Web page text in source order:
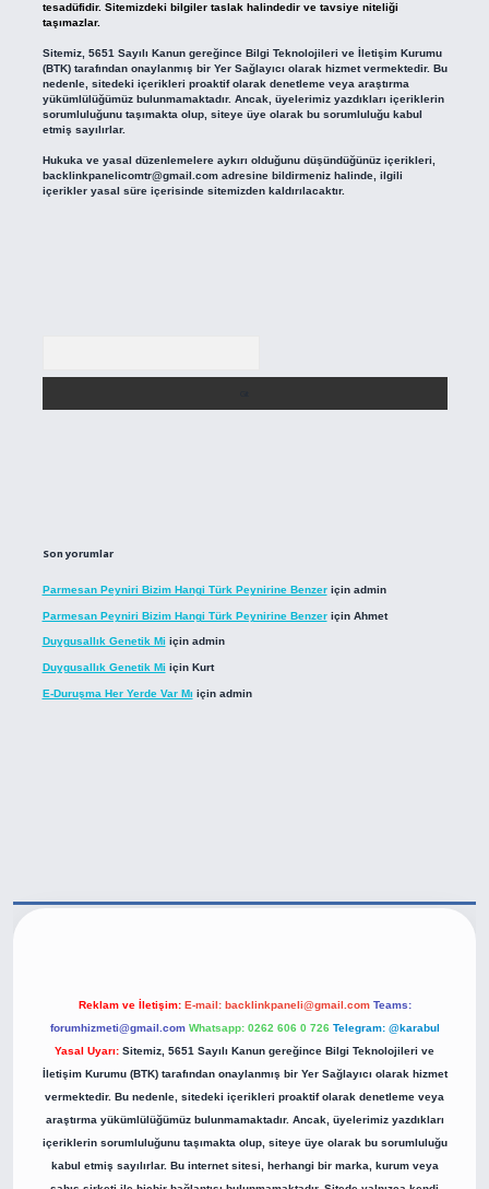
tesadüfidir. Sitemizdeki bilgiler taslak halindedir ve tavsiye niteliği
taşımazlar.
Sitemiz, 5651 Sayılı Kanun gereğince Bilgi Teknolojileri ve İletişim Kurumu
(BTK) tarafından onaylanmış bir Yer Sağlayıcı olarak hizmet vermektedir. Bu
nedenle, sitedeki içerikleri proaktif olarak denetleme veya araştırma
yükümlülüğümüz bulunmamaktadır. Ancak, üyelerimiz yazdıkları içeriklerin
sorumluluğunu taşımakta olup, siteye üye olarak bu sorumluluğu kabul
etmiş sayılırlar.
Hukuka ve yasal düzenlemelere aykırı olduğunu düşündüğünüz içerikleri,
backlinkpanelicomtr@gmail.comadresine bildirmeniz halinde, ilgili
içerikler yasal süre içerisinde sitemizden kaldırılacaktır.
Son yorumlar
Parmesan Peyniri Bizim Hangi Türk Peynirine Benzeriçin admin
Parmesan Peyniri Bizim Hangi Türk Peynirine Benzeriçin Ahmet
Duygusallık Genetik Mi için admin
Duygusallık Genetik Mi için Kurt
E-Duruşma Her Yerde Var Mı için admin
Reklam ve İletişim: E-mail: backlinkpaneli@gmail.com Teams:
forumhizmeti@gmail.com Whatsapp: 0262 606 0 726 Telegram: @karabul
Yasal Uyarı: Sitemiz, 5651 Sayılı Kanun gereğince Bilgi Teknolojileri ve
İletişim Kurumu (BTK) tarafından onaylanmış bir Yer Sağlayıcı olarak hizmet
vermektedir. Bu nedenle, sitedeki içerikleri proaktif olarak denetleme veya
araştırma yükümlülüğümüz bulunmamaktadır. Ancak, üyelerimiz yazdıkları
içeriklerin sorumluluğunu taşımakta olup, siteye üye olarak bu sorumluluğu
kabul etmiş sayılırlar. Bu internet sitesi, herhangi bir marka, kurum veya